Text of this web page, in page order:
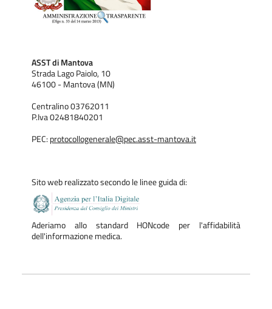
ASST di Mantova
Strada Lago Paiolo, 10
46100 - Mantova (MN)
Centralino 03762011
P.Iva 02481840201
PEC: protocollogenerale@pec.asst-mantova.it
Sito web realizzato secondo le linee guida di:
Aderiamo allo standard HONcode per l'affidabilità
dell'informazione medica.